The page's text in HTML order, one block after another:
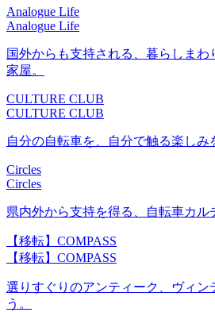
Analogue Life
Analogue Life
国外からも支持される、暮らしま
家屋。
CULTURE CLUB
CULTURE CLUB
自分の自転車を、自分で触る楽しみ
Circles
Circles
県内外から支持を得る、自転車カル
【移転】COMPASS
【移転】COMPASS
選りすぐりのアンティーク、ヴィン
う。